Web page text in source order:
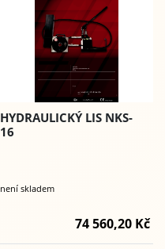
HYDRAULICKÝ LIS NKS-
16
není skladem
74 560,20 Kč